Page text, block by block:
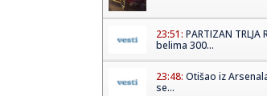
23:51: PARTIZAN
belima 300...
23:48: Otišao iz
se...